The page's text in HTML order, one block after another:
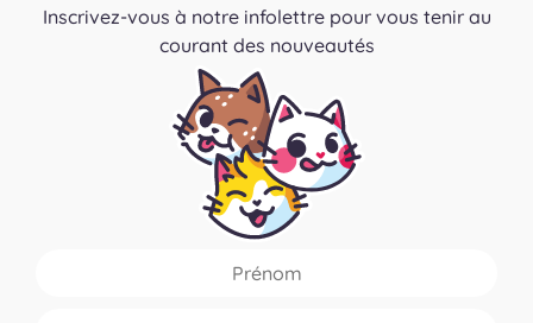
Inscrivez-vous à notre infolettre pour vous tenir au
courant des nouveautés